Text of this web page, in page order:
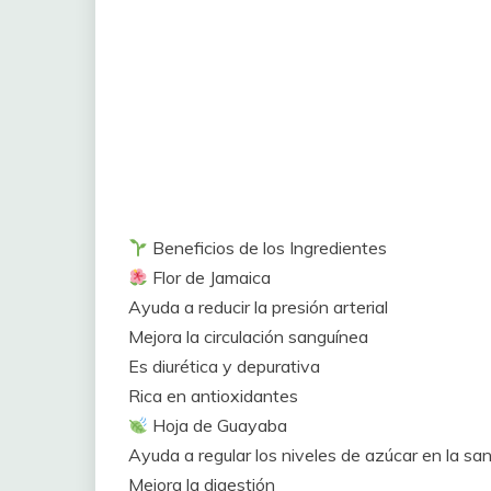
Beneficios de los Ingredientes
Flor de Jamaica
Ayuda a reducir la presión arterial
Mejora la circulación sanguínea
Es diurética y depurativa
Rica en antioxidantes
Hoja de Guayaba
Ayuda a regular los niveles de azúcar en la
Mejora la digestión